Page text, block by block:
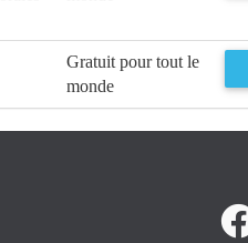
Gratuit pour tout le
monde